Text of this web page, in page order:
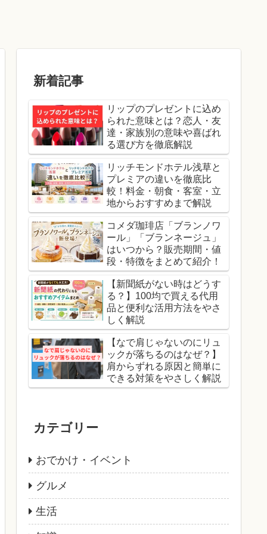
新着記事
リップのプレゼントに込め
られた意味とは？恋人・友
達・家族別の意味や喜ばれ
る選び方を徹底解説
リッチモンドホテル浅草と
プレミアの違いを徹底比
較！料金・朝食・客室・立
地からおすすめまで解説
コメダ珈琲店「ブランノワ
ール」「ブランネージュ」
はいつから？販売期間・値
段・特徴をまとめて紹介！
【新聞紙がない時はどうす
る？】100均で買える代用
品と便利な活用方法をやさ
しく解説
【なで肩じゃないのにリュ
ックが落ちるのはなぜ？】
肩からずれる原因と簡単に
できる対策をやさしく解説
カテゴリー
おでかけ・イベント
グルメ
生活